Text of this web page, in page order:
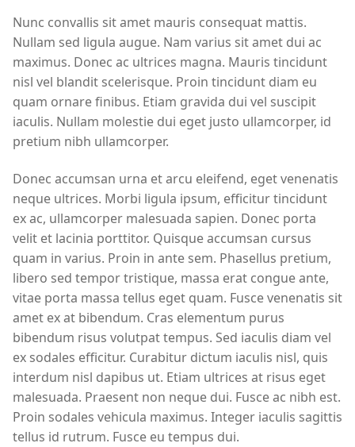
Nunc convallis sit amet mauris consequat mattis.
Nullam sed ligula augue. Nam varius sit amet dui ac
maximus. Donec ac ultrices magna. Mauris tincidunt
nisl vel blandit scelerisque. Proin tincidunt diam eu
quam ornare finibus. Etiam gravida dui vel suscipit
iaculis. Nullam molestie dui eget justo ullamcorper, id
pretium nibh ullamcorper.
Donec accumsan urna et arcu eleifend, eget venenatis
neque ultrices. Morbi ligula ipsum, efficitur tincidunt
ex ac, ullamcorper malesuada sapien. Donec porta
velit et lacinia porttitor. Quisque accumsan cursus
quam in varius. Proin in ante sem. Phasellus pretium,
libero sed tempor tristique, massa erat congue ante,
vitae porta massa tellus eget quam. Fusce venenatis sit
amet ex at bibendum. Cras elementum purus
bibendum risus volutpat tempus. Sed iaculis diam vel
ex sodales efficitur. Curabitur dictum iaculis nisl, quis
interdum nisl dapibus ut. Etiam ultrices at risus eget
malesuada. Praesent non neque dui. Fusce ac nibh est.
Proin sodales vehicula maximus. Integer iaculis sagittis
tellus id rutrum. Fusce eu tempus dui.